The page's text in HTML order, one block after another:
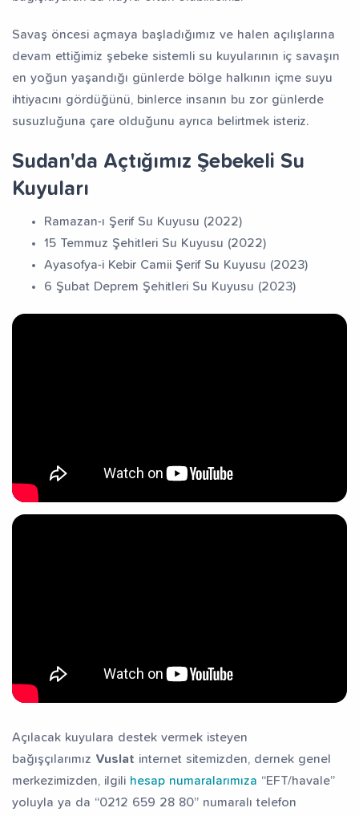
Savaş öncesi açmaya başladığımız ve halen açılışlarına
devam ettiğimiz şebeke sistemli su kuyularının iç savaşın
en yoğun yaşandığı günlerde bölge halkının içme suyu
ihtiyacını gördüğünü, binlerce insanın bu zor günlerde
susuzluğuna çare olduğunu ayrıca belirtmek isteriz.
Sudan'da Açtığımız Şebekeli Su
Kuyuları
Ramazan-ı Şerif Su Kuyusu (2022)
15 Temmuz Şehitleri Su Kuyusu (2022)
Ayasofya-i Kebir Camii Şerif Su Kuyusu (2023)
6 Şubat Deprem Şehitleri Su Kuyusu (2023)
Açılacak kuyulara destek vermek isteyen
bağışçılarımız Vuslat internet sitemizden, dernek genel
merkezimizden, ilgili hesap numaralarımıza “EFT/havale”
yoluyla ya da “0212 659 28 80” numaralı telefon